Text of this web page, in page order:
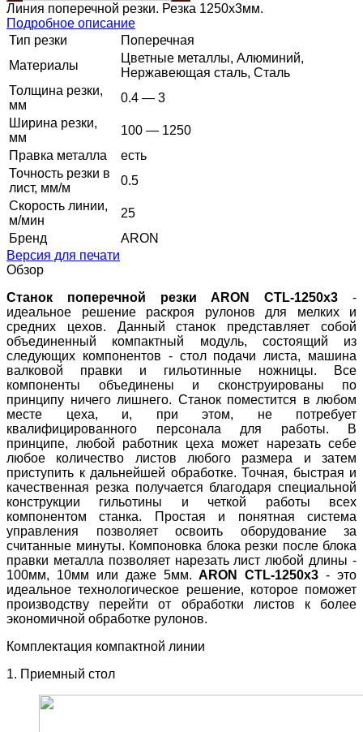
Линия поперечной резки. Резка 1250х3мм.
Подробное описание
Тип резки
Поперечная
Материалы
Цветные металлы, Алюминий,
Нержавеющая сталь, Сталь
Толщина резки,
мм
0.4 — 3
Ширина резки,
мм
100 — 1250
Правка металла
есть
Точность резки в
лист, мм/м
0.5
Скорость линии,
м/мин
25
Бренд
ARON
Версия для печати
Обзор
Станок поперечной резки ARON CTL-1250x3 -
идеальное решение раскроя рулонов для мелких и
средних цехов. Данный станок представляет собой
объединенный компактный модуль, состоящий из
следующих компонентов - стол подачи листа, машина
валковой правки и гильотинные ножницы. Все
компоненты объединены и сконструированы по
принципу ничего лишнего. Станок поместится в любом
месте цеха, и, при этом, не потребует
квалифицированного персонала для работы. В
принципе, любой работник цеха может нарезать себе
любое количество листов любого размера и затем
приступить к дальнейшей обработке. Точная, быстрая и
качественная резка получается благодаря специальной
конструкции гильотины и четкой работы всех
компонентом станка. Простая и понятная система
управления позволяет освоить оборудование за
считанные минуты. Компоновка блока резки после блока
правки металла позволяет нарезать лист любой длины -
100мм, 10мм или даже 5мм.ARON CTL-1250x3 - это
идеальное технологическое решение, которое поможет
производству перейти от обработки листов к более
экономичной обработке рулонов.
Комплектация компактной линии
1. Приемный стол